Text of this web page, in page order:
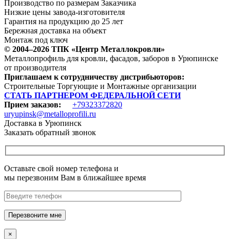
Производство по размерам Заказчика
Низкие цены завода-изготовителя
Гарантия на продукцию до 25 лет
Бережная доставка на объект
Монтаж под ключ
© 2004–2026 ТПК «Центр Металлокровли»
Металлопрофиль для кровли, фасадов, заборов в Урюпинске
от производителя
Приглашаем к сотрудничеству дистрибьюторов:
Строительные Торгующие и Монтажные организации
СТАТЬ ПАРТНЕРОМ ФЕДЕРАЛЬНОЙ СЕТИ
Прием заказов:
+79323372820
uryupinsk@metalloprofili.ru
Доставка в Урюпинск
Заказать обратный звонок
Оставьте свой номер телефона и
мы перезвоним Вам в ближайшее время
Перезвоните мне
×